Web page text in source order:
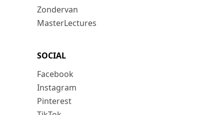
Zondervan
MasterLectures
SOCIAL
Facebook
Instagram
Pinterest